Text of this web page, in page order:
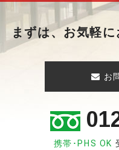
まずは、お気軽に
お
携帯･PHS OK